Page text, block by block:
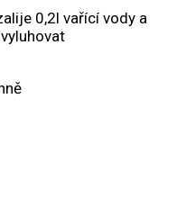
0,2l vařící vody a